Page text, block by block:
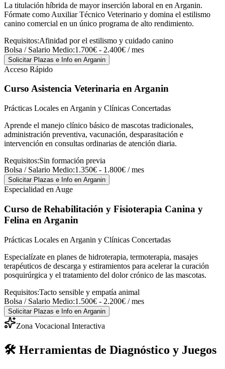
La titulación híbrida de mayor inserción laboral en en Arganin.
Fórmate como Auxiliar Técnico Veterinario y domina el estilismo
canino comercial en un único programa de alto rendimiento.
Requisitos:Afinidad por el estilismo y cuidado canino
Bolsa / Salario Medio:1.700€ - 2.400€ / mes
Solicitar Plazas e Info en Arganin
Acceso Rápido
Curso Asistencia Veterinaria en Arganin
Prácticas Locales en Arganin y Clínicas Concertadas
Aprende el manejo clínico básico de mascotas tradicionales,
administración preventiva, vacunación, desparasitación e
intervención en consultas ordinarias de atención diaria.
Requisitos:Sin formación previa
Bolsa / Salario Medio:1.350€ - 1.800€ / mes
Solicitar Plazas e Info en Arganin
Especialidad en Auge
Curso de Rehabilitación y Fisioterapia Canina y
Felina en Arganin
Prácticas Locales en Arganin y Clínicas Concertadas
Especialízate en planes de hidroterapia, termoterapia, masajes
terapéuticos de descarga y estiramientos para acelerar la curación
posquirúrgica y el tratamiento del dolor crónico de las mascotas.
Requisitos:Tacto sensible y empatía animal
Bolsa / Salario Medio:1.500€ - 2.200€ / mes
Solicitar Plazas e Info en Arganin
Zona Vocacional Interactiva
🛠️ Herramientas de Diagnóstico y Juegos